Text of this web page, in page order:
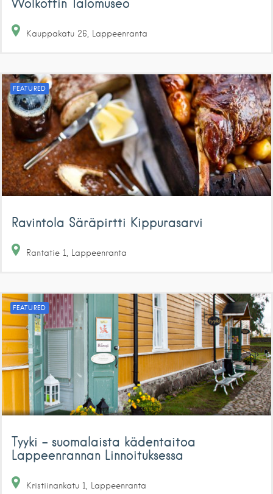
Kauppakatu 26 Lappeenranta
FEATURED
Ravintola Säräpirtti Kippurasarvi
Rantatie 1 Lappeenranta
FEATURED
Tyyki – suomalaista kädentaitoa
Lappeenrannan Linnoituksessa
Kristiinankatu 1 Lappeenranta